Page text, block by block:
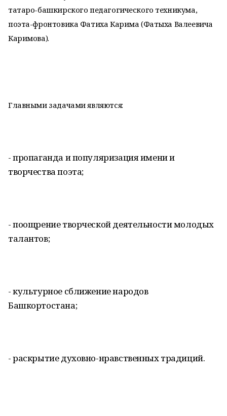
татаро-башкирского педагогического техникума,
поэта-фронтовика Фатиха Карима (Фатыха Валеевича
Каримова).
Главными задачами являются:
- пропаганда и популяризация имени и
творчества поэта;
- поощрение творческой деятельности молодых
талантов;
- культурное сближение народов
Башкортостана;
- раскрытие духовно-нравственных традиций.